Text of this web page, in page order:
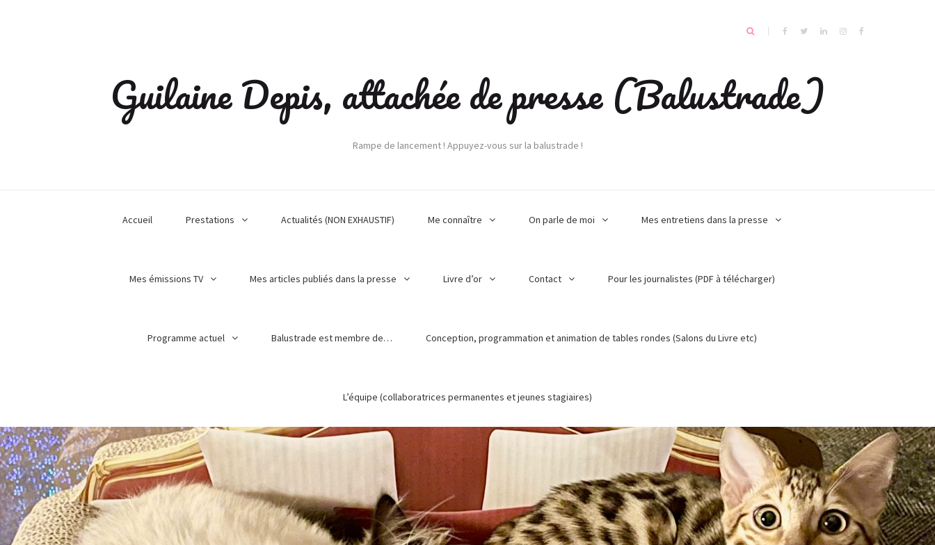
Guilaine Depis, attachée de presse (Balustrade)
Rampe de lancement ! Appuyez-vous sur la balustrade !
Accueil Prestations Actualités (NON EXHAUSTIF) Me connaître On parle de moi Mes entretiens dans la presse
Mes émissions TV Mes articles publiés dans la presse Livre d’or Contact Pour les journalistes (PDF à télécharger)
Programme actuel Balustrade est membre de… Conception, programmation et animation de tables rondes (Salons du Livre etc)
L’équipe (collaboratrices permanentes et jeunes stagiaires)